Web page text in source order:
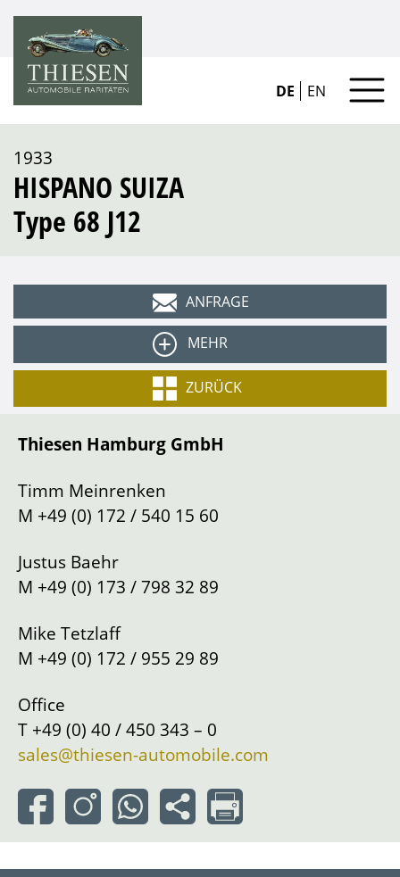
DE EN
1933
HISPANO SUIZA
Type 68 J12
Getriebeart
Schaltung
Lenkung
Links
ANFRAGE
MEHR
ZURÜCK
Thiesen Hamburg GmbH
Timm Meinrenken
M +49 (0) 172 / 540 15 60
Justus Baehr
M +49 (0) 173 / 798 32 89
Mike Tetzlaff
M +49 (0) 172 / 955 29 89
Office
T +49 (0) 40 / 450 343 – 0
sales@thiesen-automobile.com